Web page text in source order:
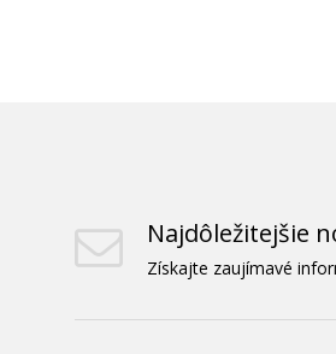
Najdôležitejšie
Získajte zaujímavé